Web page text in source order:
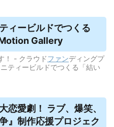
ィービルドでつくる
Motion Gallery
！ - クラウドファンディングプ
ティービルドでつくる「結い
恋愛劇！ ラブ、爆笑、
』制作応援プロジェク